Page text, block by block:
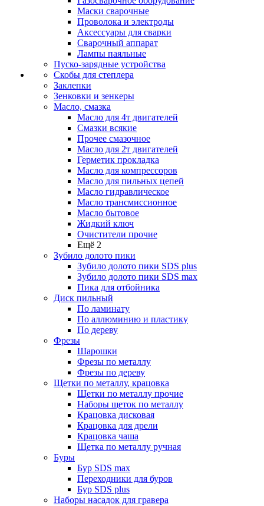
Маски сварочные
Проволока и электроды
Аксессуары для сварки
Сварочный аппарат
Лампы паяльные
Пуско-зарядные устройства
Скобы для степлера
Заклепки
Зенковки и зенкеры
Масло, смазка
Масло для 4т двигателей
Смазки всякие
Прочее смазочное
Масло для 2т двигателей
Герметик прокладка
Масло для компрессоров
Масло для пильных цепей
Масло гидравлическое
Масло трансмиссионное
Масло бытовое
Жидкий ключ
Очистители прочие
Ещё 2
Зубило долото пики
Зубило долото пики SDS plus
Зубило долото пики SDS max
Пика для отбойника
Диск пильный
По ламинату
По аллюминию и пластику
По дереву
Фрезы
Шарошки
Фрезы по металлу
Фрезы по дереву
Щетки по металлу, крацовка
Щетки по металлу прочие
Наборы щеток по металлу
Крацовка дисковая
Крацовка для дрели
Крацовка чаша
Щетка по металлу ручная
Буры
Бур SDS max
Переходники для буров
Бур SDS plus
Наборы насадок для гравера